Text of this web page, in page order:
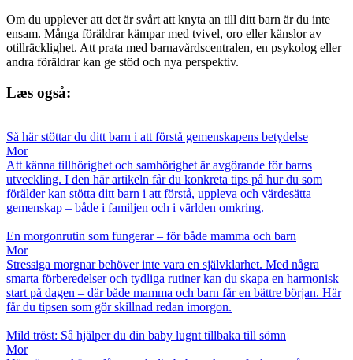
Om du upplever att det är svårt att knyta an till ditt barn är du inte
ensam. Många föräldrar kämpar med tvivel, oro eller känslor av
otillräcklighet. Att prata med barnavårdscentralen, en psykolog eller
andra föräldrar kan ge stöd och nya perspektiv.
Læs også:
Så här stöttar du ditt barn i att förstå gemenskapens betydelse
Mor
Att känna tillhörighet och samhörighet är avgörande för barns
utveckling. I den här artikeln får du konkreta tips på hur du som
förälder kan stötta ditt barn i att förstå, uppleva och värdesätta
gemenskap – både i familjen och i världen omkring.
En morgonrutin som fungerar – för både mamma och barn
Mor
Stressiga morgnar behöver inte vara en självklarhet. Med några
smarta förberedelser och tydliga rutiner kan du skapa en harmonisk
start på dagen – där både mamma och barn får en bättre början. Här
får du tipsen som gör skillnad redan imorgon.
Mild tröst: Så hjälper du din baby lugnt tillbaka till sömn
Mor